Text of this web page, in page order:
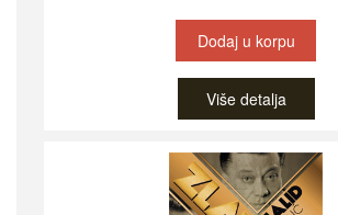
Dodaj u korpu
Više detalja